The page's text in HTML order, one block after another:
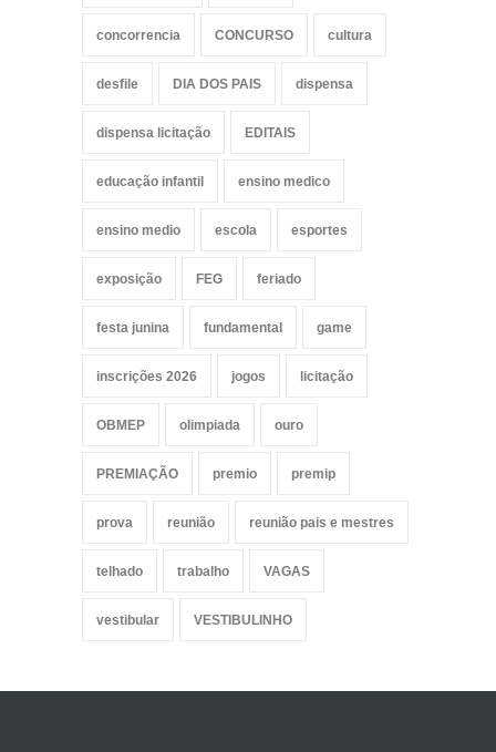
concorrencia CONCURSO cultura
desfile DIA DOS PAIS dispensa
dispensa licitação EDITAIS
educação infantil ensino medico
ensino medio escola esportes
exposição FEG feriado
festa junina fundamental game
inscrições 2026 jogos licitação
OBMEP olimpiada ouro
PREMIAÇÃO premio premip
prova reunião reunião pais e mestres
telhado trabalho VAGAS
vestibular VESTIBULINHO